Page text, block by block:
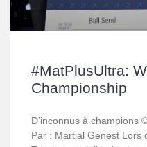
#MatPlusUltra:
Championship
D’inconnus à champions
Par : Martial Genest Lors